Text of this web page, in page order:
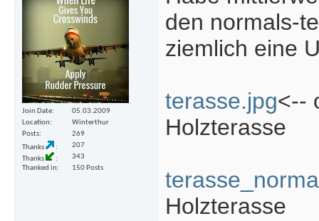
Join Date
05.03.2009
Location
Winterthur
Posts
269
Thanks
207
Thanks
343
Thanked in
150 Posts
den normals-
ziemlich eine
terasse.jpg<--
Holzterasse
Holzterasse